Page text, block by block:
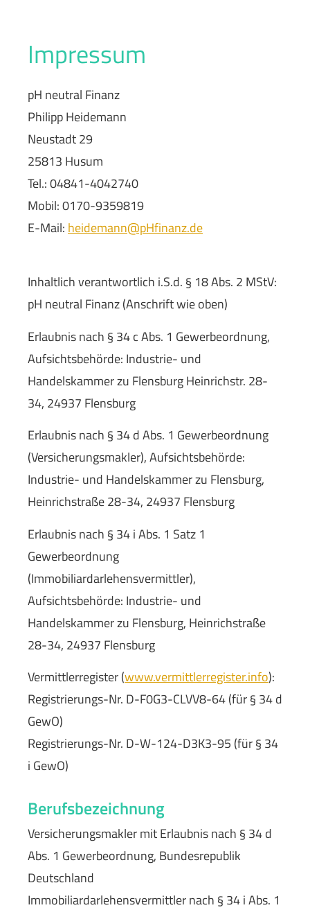
Impressum
pH neutral Finanz
Philipp Heidemann
Neustadt 29
25813 Husum
Tel.: 04841-4042740
Mobil: 0170-9359819
E-Mail: heidemann@pHfinanz.de
Inhaltlich verantwortlich i.S.d. § 18 Abs. 2 MStV:
pH neutral Finanz (Anschrift wie oben)
Erlaubnis nach § 34 c Abs. 1 Gewerbeordnung,
Aufsichtsbehörde: Industrie- und
Handelskammer zu Flensburg Heinrichstr. 28-
34, 24937 Flensburg
Erlaubnis nach § 34 d Abs. 1 Gewerbeordnung
(Ver­sicherungs­makler), Aufsichtsbehörde:
Industrie- und Handelskammer zu Flensburg,
Heinrichstraße 28-34, 24937 Flensburg
Erlaubnis nach § 34 i Abs. 1 Satz 1
Gewerbeordnung
(Immobiliardarlehensvermittler),
Aufsichtsbehörde: Industrie- und
Handelskammer zu Flensburg, Heinrichstraße
28-34, 24937 Flensburg
Vermittlerregister (www.vermittlerregister.info):
Registrierungs-Nr. D-F0G3-CLVV8-64 (für § 34 d
GewO)
Registrierungs-Nr. D-W-124-D3K3-95 (für § 34
i GewO)
Berufsbezeichnung
Ver­sicherungs­makler mit Erlaubnis nach § 34 d
Abs. 1 Gewerbeordnung, Bundesrepublik
Deutschland
Immobiliardarlehensvermittler nach § 34 i Abs. 1